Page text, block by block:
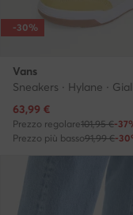
-30%
Vans
Sneakers · Hylane ·
Prezzo attuale
63,99 €
Prezzo regolare101,95 €-
Prezzo più basso91,99 €-